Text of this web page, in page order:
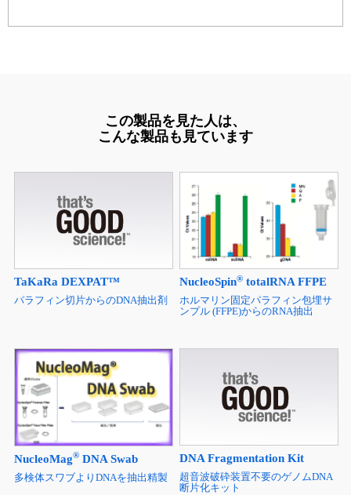
この製品を見た人は、
こんな製品も見ています
TaKaRa DEXPAT™
パラフィン切片からのDNA抽出剤
NucleoSpin® totalRNA FFPE
ホルマリン固定パラフィン包埋サ
ンプル (FFPE)からのRNA抽出
NucleoMag®DNA Swab
多検体スワブよりDNAを抽出精製
DNA Fragmentation Kit
超音波破砕装置不要のゲノムDNA
断片化キット